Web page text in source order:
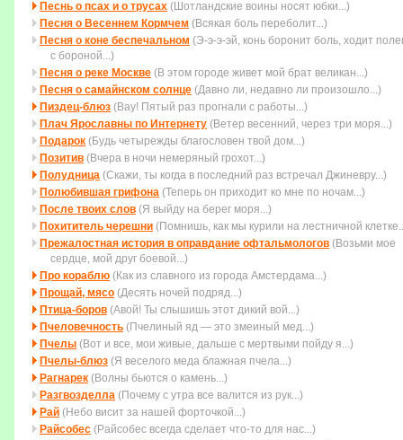
Песнь о псах и о трусах (Шотландские воины носят юбки...)
Песня о Весеннем Кормчем (Всякая боль переболит...)
Песня о коне беспечальном (Э-э-э-эй, конь боронит боль, ходит
с бороной...)
Песня о реке Москве (В этом городе живет мой брат великан...)
Песня о самайнском солнце (Давно ли, недавно ли произошло...)
Пиздец-блюз (Вау! Пятый раз прогнали с работы...)
Плач Ярославны по Интернету (Ветер весенний, через три моря...)
Подарок (Будь четыpежды благословен твой дом...)
Позитив (Вчера в ночи немеряный грохот...)
Полудница (Скажи, ты когда в последний раз встречал Джиневру...)
Полюбившая грифона (Тепеpь он пpиходит ко мне по ночам...)
После твоих слов (Я выйду на берег моря...)
Похититель черешни (Помнишь, как мы курили на лестничной
Прежалостная история в оправдание офтальмологов (Возьми мое
сеpдце, мой дpуг боевой...)
Про кораблю (Как из славного из города Амстердама...)
Прощай, мясо (Десять ночей подряд...)
Птица-боров (Авой! Ты слышишь этот дикий вой...)
Пчеловечность (Пчелиный яд — это змеиный мед...)
Пчелы (Вот и все, мои живые, дальше с мертвыми пойду я...)
Пчелы-блюз (Я веселого меда блажная пчела...)
Рагнарек (Волны бьются о камень...)
Разгвозделла (Почему с утра все валится из рук...)
Рай (Небо висит за нашей форточкой...)
Райсобес (Райсобес всегда сделает что-то для нас...)